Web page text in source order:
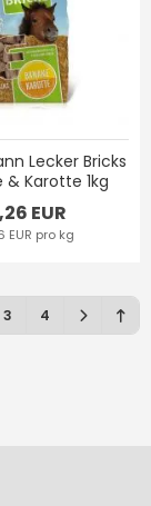
Lecker Bricks
& Karotte 1kg
EUR
EUR pro kg
3 4